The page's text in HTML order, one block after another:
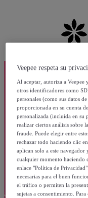
Veepee respeta su
Al aceptar, autoriza a Veepee
otros identificadores como
personales (como sus datos
proporcionada en su cuenta
personalizada (incluida en su
realizar ciertos análisis sobre
fraude. Puede elegir entre
rechazar todo haciendo clic
aplican solo a este navegador
cualquier momento haciendo
enlace "Política de
necesarias para el buen
el tráfico o permiten la
sujetas a consentimiento.